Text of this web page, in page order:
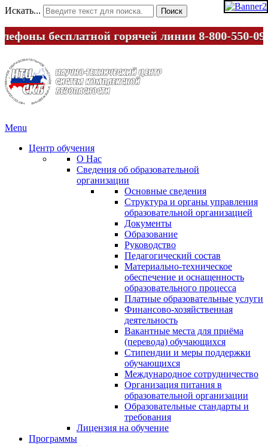
Искать... Поиск
бесплатной горячей линии8-800-550-09-
Menu
Центр обучения
О Нас
Сведения об образовательной
организации
Основные сведения
Структура и органы управления
образовательной организацией
Документы
Образование
Руководство
Педагогический состав
Материально-техническое
обеспечение и оснащенность
образовательного процесса
Платные образовательные услуги
Финансово-хозяйственная
деятельность
Вакантные места для приёма
(перевода) обучающихся
Стипендии и меры поддержки
обучающихся
Международное сотрудничество
Организация питания в
образовательной организации
Образовательные стандарты и
требования
Лицензия на обучение
Программы